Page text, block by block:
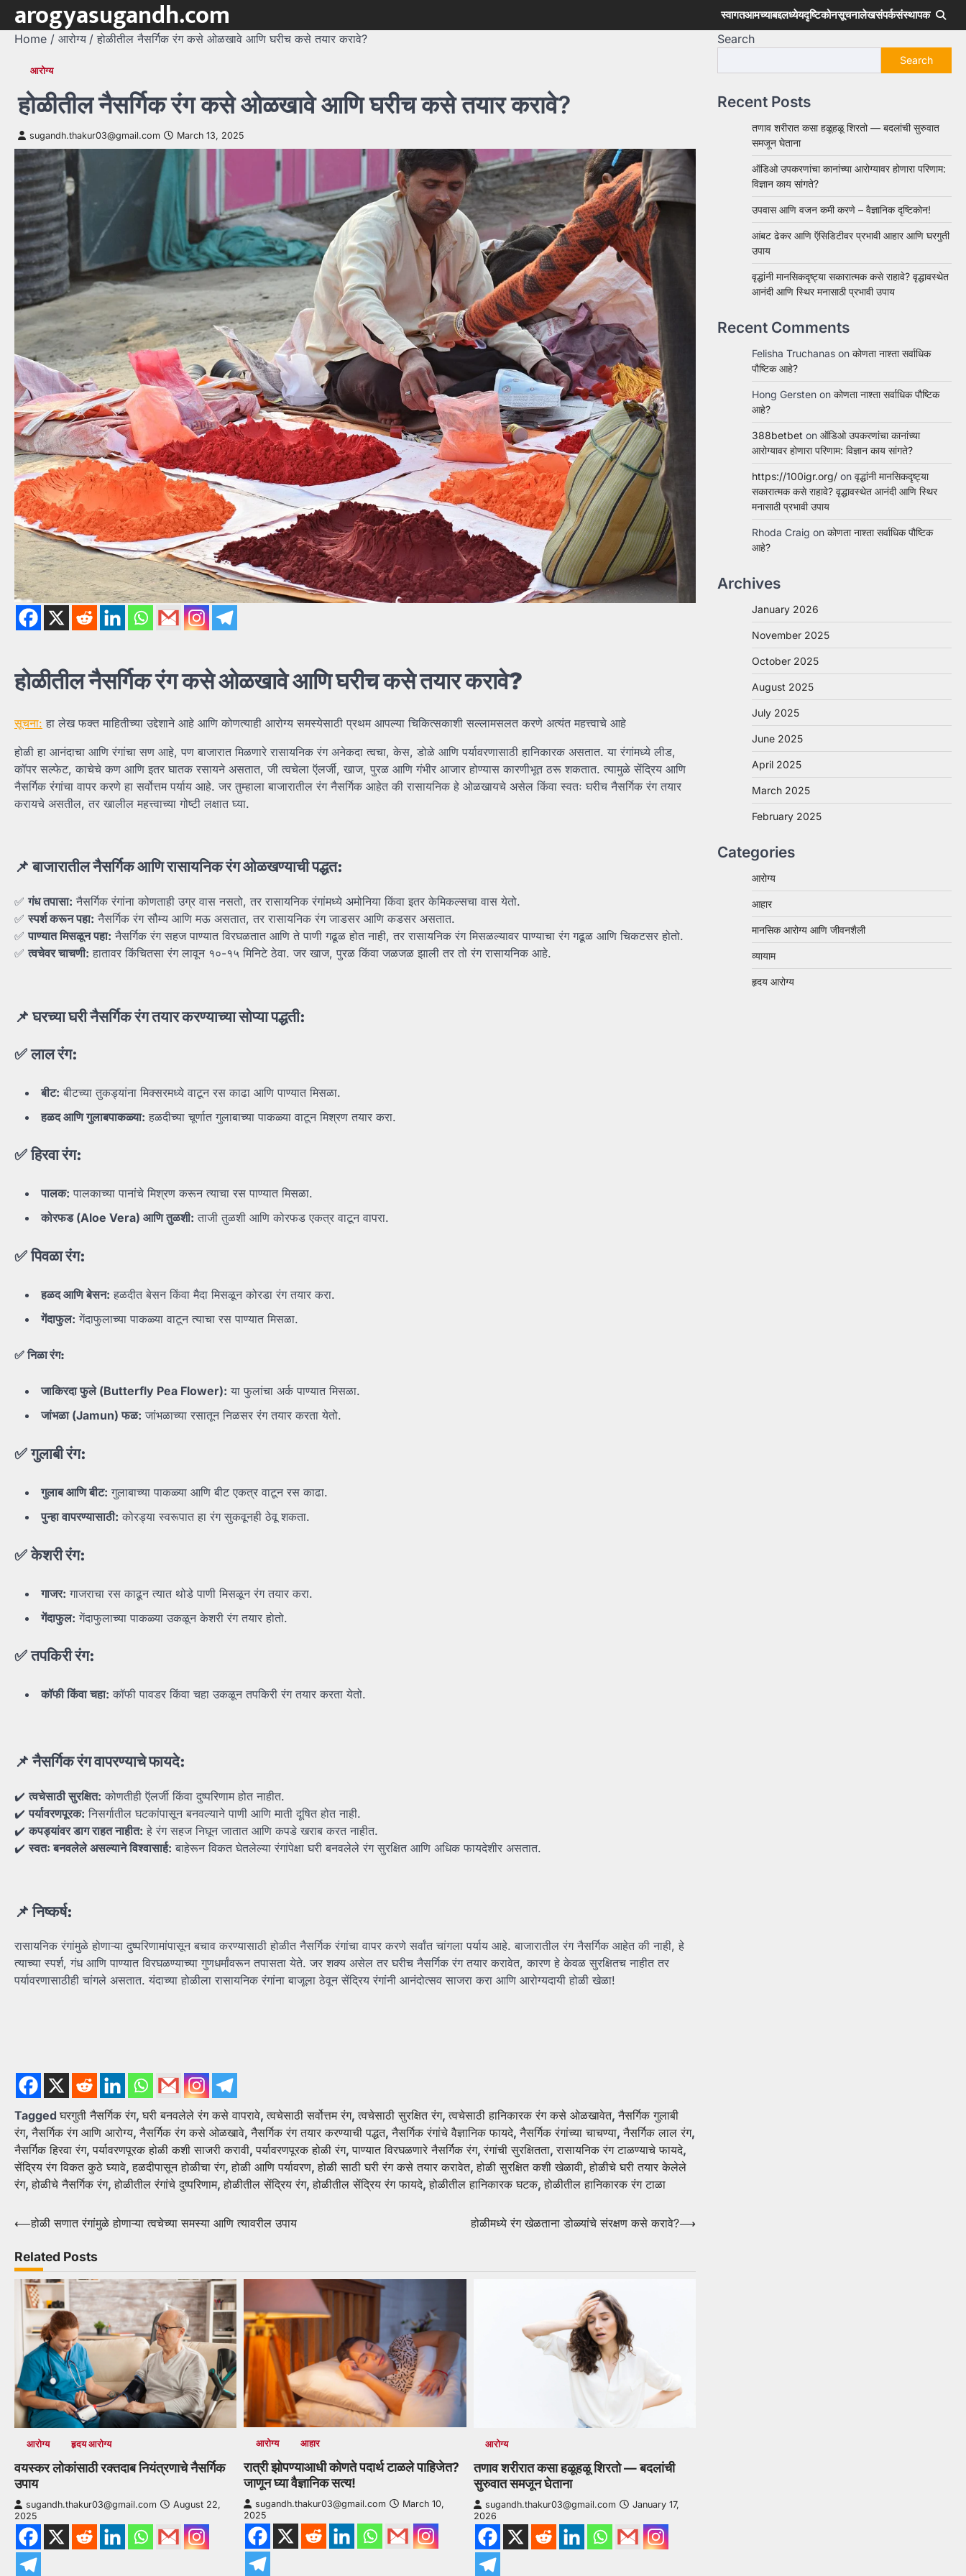
Skip
content
arogyasugandh.com स्वागतआमच्याबद्दलध्येयदृष्टिकोनसूचनालेखसंपर्कसंस्थापक
Home आरोग्य होळीतील नैसर्गिक रंग कसे ओळखावे आणि घरीच कसे तयार करावे?
आरोग्य
होळीतील नैसर्गिक रंग कसे ओळखावे आणि घरीच कसे तयार करावे?
sugandh.thakur03@gmail.com March 13, 2025
होळीतीलनैसर्गिकरंगकसेओळखावेआणिघरीच कसेतयारकरावे?
सूचना: हा लेख फक्त माहितीच्या उद्देशाने आहे आणि कोणत्याही आरोग्य समस्येसाठी प्रथम आपल्या चिकित्सकाशी सल्लामसलत करणे अत्यंत महत्त्वाचे आहे
होळी हा आनंदाचा आणि रंगांचा सण आहे, पण बाजारात मिळणारे रासायनिक रंग अनेकदा त्वचा, केस, डोळे आणि पर्यावरणासाठी हानिकारक असतात. या रंगांमध्ये लीड,
कॉपर सल्फेट, काचेचे कण आणि इतर घातक रसायने असतात, जी त्वचेला ऍलर्जी, खाज, पुरळ आणि गंभीर आजार होण्यास कारणीभूत ठरू शकतात. त्यामुळे सेंद्रिय आणि
नैसर्गिक रंगांचा वापर करणे हा सर्वोत्तम पर्याय आहे. जर तुम्हाला बाजारातील रंग नैसर्गिक आहेत की रासायनिक हे ओळखायचे असेल किंवा स्वतः घरीच नैसर्गिक रंग तयार
करायचे असतील, तर खालील महत्त्वाच्या गोष्टी लक्षात घ्या.
📌बाजारातीलनैसर्गिकआणिरासायनिकरंगओळखण्याचीपद्धत:
✅गंधतपासा: नैसर्गिक रंगांना कोणताही उग्र वास नसतो, तर रासायनिक रंगांमध्ये अमोनिया किंवा इतर केमिकल्सचा वास येतो.
✅स्पर्शकरूनपहा: नैसर्गिक रंग सौम्य आणि मऊ असतात, तर रासायनिक रंग जाडसर आणि कडसर असतात.
✅पाण्यातमिसळूनपहा: नैसर्गिक रंग सहज पाण्यात विरघळतात आणि ते पाणी गढूळ होत नाही, तर रासायनिक रंग मिसळल्यावर पाण्याचा रंग गढूळ आणि चिकटसर होतो.
✅त्वचेवरचाचणी: हातावर किंचितसा रंग लावून १०-१५ मिनिटे ठेवा. जर खाज, पुरळ किंवा जळजळ झाली तर तो रंग रासायनिक आहे.
📌घरच्याघरीनैसर्गिकरंगतयारकरण्याच्यासोप्यापद्धती:
✅लालरंग:
बीट: बीटच्या तुकड्यांना मिक्सरमध्ये वाटून रस काढा आणि पाण्यात मिसळा.
हळदआणिगुलाबपाकळ्या: हळदीच्या चूर्णात गुलाबाच्या पाकळ्या वाटून मिश्रण तयार करा.
✅हिरवारंग:
पालक: पालकाच्या पानांचे मिश्रण करून त्याचा रस पाण्यात मिसळा.
कोरफड (Aloe Vera) आणितुळशी: ताजी तुळशी आणि कोरफड एकत्र वाटून वापरा.
✅पिवळारंग:
हळदआणिबेसन: हळदीत बेसन किंवा मैदा मिसळून कोरडा रंग तयार करा.
गेंदाफुल: गेंदाफुलाच्या पाकळ्या वाटून त्याचा रस पाण्यात मिसळा.
✅निळारंग:
जाकिरदाफुले (Butterfly Pea Flower): या फुलांचा अर्क पाण्यात मिसळा.
जांभळा (Jamun)फळ: जांभळाच्या रसातून निळसर रंग तयार करता येतो.
✅गुलाबीरंग:
गुलाबआणिबीट: गुलाबाच्या पाकळ्या आणि बीट एकत्र वाटून रस काढा.
पुन्हावापरण्यासाठी: कोरड्या स्वरूपात हा रंग सुकवूनही ठेवू शकता.
✅केशरीरंग:
गाजर: गाजराचा रस काढून त्यात थोडे पाणी मिसळून रंग तयार करा.
गेंदाफुल: गेंदाफुलाच्या पाकळ्या उकळून केशरी रंग तयार होतो.
✅तपकिरीरंग:
कॉफीकिंवाचहा: कॉफी पावडर किंवा चहा उकळून तपकिरी रंग तयार करता येतो.
📌नैसर्गिकरंगवापरण्याचेफायदे:
✔️त्वचेसाठीसुरक्षित: कोणतीही ऍलर्जी किंवा दुष्परिणाम होत नाहीत.
✔️पर्यावरणपूरक: निसर्गातील घटकांपासून बनवल्याने पाणी आणि माती दूषित होत नाही.
✔️कपड्यांवरडागराहतनाहीत: हे रंग सहज निघून जातात आणि कपडे खराब करत नाहीत.
✔️स्वतःबनवलेलेअसल्यानेविश्वासार्ह: बाहेरून विकत घेतलेल्या रंगांपेक्षा घरी बनवलेले रंग सुरक्षित आणि अधिक फायदेशीर असतात.
📌निष्कर्ष:
रासायनिक रंगांमुळे होणाऱ्या दुष्परिणामांपासून बचाव करण्यासाठी होळीत नैसर्गिक रंगांचा वापर करणे सर्वांत चांगला पर्याय आहे. बाजारातील रंग नैसर्गिक आहेत की नाही, हे
त्याच्या स्पर्श, गंध आणि पाण्यात विरघळण्याच्या गुणधर्मांवरून तपासता येते. जर शक्य असेल तर घरीच नैसर्गिक रंग तयार करावेत, कारण हे केवळ सुरक्षितच नाहीत तर
पर्यावरणासाठीही चांगले असतात. यंदाच्या होळीला रासायनिक रंगांना बाजूला ठेवून सेंद्रिय रंगांनी आनंदोत्सव साजरा करा आणि आरोग्यदायी होळी खेळा!
Taggedघरगुती नैसर्गिक रंग,घरी बनवलेले रंग कसे वापरावे,त्वचेसाठी सर्वोत्तम रंग,त्वचेसाठी सुरक्षित रंग,त्वचेसाठी हानिकारक रंग कसे ओळखावेत,नैसर्गिक गुलाबी
रंग,नैसर्गिक रंग आणि आरोग्य,नैसर्गिक रंग कसे ओळखावे,नैसर्गिक रंग तयार करण्याची पद्धत,नैसर्गिक रंगांचे वैज्ञानिक फायदे,नैसर्गिक रंगांच्या चाचण्या,नैसर्गिक लाल रंग,
नैसर्गिक हिरवा रंग,पर्यावरणपूरक होळी कशी साजरी करावी,पर्यावरणपूरक होळी रंग,पाण्यात विरघळणारे नैसर्गिक रंग,रंगांची सुरक्षितता,रासायनिक रंग टाळण्याचे फायदे,
सेंद्रिय रंग विकत कुठे घ्यावे,हळदीपासून होळीचा रंग,होळी आणि पर्यावरण,होळी साठी घरी रंग कसे तयार करावेत,होळी सुरक्षित कशी खेळावी,होळीचे घरी तयार केलेले
रंग,होळीचे नैसर्गिक रंग,होळीतील रंगांचे दुष्परिणाम,होळीतील सेंद्रिय रंग,होळीतील सेंद्रिय रंग फायदे,होळीतील हानिकारक घटक,होळीतील हानिकारक रंग टाळा
Post
navigation
⟵होळी सणात रंगांमुळे होणाऱ्या त्वचेच्या समस्या आणि त्यावरील उपाय होळीमध्ये रंग खेळताना डोळ्यांचे संरक्षण कसे करावे?⟶
Related Posts
आरोग्य हृदय आरोग्य
वयस्कर लोकांसाठी रक्तदाब नियंत्रणाचे नैसर्गिक
उपाय
sugandh.thakur03@gmail.com
August 22,
2025
आरोग्य आहार
रात्री झोपण्याआधी कोणते पदार्थ टाळले पाहिजेत?
जाणून घ्या वैज्ञानिक सत्य!
sugandh.thakur03@gmail.com
March 10,
2025
आरोग्य
तणाव शरीरात कसा हळूहळू शिरतो — बदलांची
सुरुवात समजून घेताना
sugandh.thakur03@gmail.com
January 17,
2026
Search
Search
Recent Posts
तणाव शरीरात कसा हळूहळू शिरतो — बदलांची सुरुवात
समजून घेताना
ऑडिओ उपकरणांचा कानांच्या आरोग्यावर होणारा परिणाम:
विज्ञान काय सांगते?
उपवास आणि वजन कमी करणे – वैज्ञानिक दृष्टिकोन!
आंबट ढेकर आणि ऍसिडिटीवर प्रभावी आहार आणि घरगुती
उपाय
वृद्धांनी मानसिकदृष्ट्या सकारात्मक कसे राहावे? वृद्धावस्थेत
आनंदी आणि स्थिर मनासाठी प्रभावी उपाय
Recent Comments
Felisha Truchanas on कोणता नाश्ता सर्वाधिक
पौष्टिक आहे?
Hong Gersten on कोणता नाश्ता सर्वाधिक पौष्टिक
आहे?
388betbet on ऑडिओ उपकरणांचा कानांच्या
आरोग्यावर होणारा परिणाम: विज्ञान काय सांगते?
https://100igr.org/ on वृद्धांनी मानसिकदृष्ट्या
सकारात्मक कसे राहावे? वृद्धावस्थेत आनंदी आणि स्थिर
मनासाठी प्रभावी उपाय
Rhoda Craig on कोणता नाश्ता सर्वाधिक पौष्टिक
आहे?
Archives
January 2026
November 2025
October 2025
August 2025
July 2025
June 2025
April 2025
March 2025
February 2025
Categories
आरोग्य
आहार
मानसिक आरोग्य आणि जीवनशैली
व्यायाम
हृदय आरोग्य